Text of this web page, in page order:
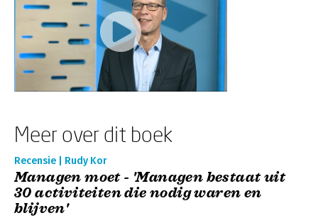
Meer over dit boek
Recensie | Rudy Kor
Managen moet - 'Managen bestaat uit
30 activiteiten die nodig waren en
blijven'